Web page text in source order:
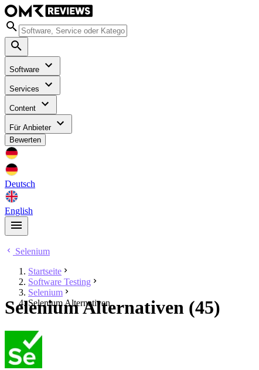
Software
Services
Content
Für Anbieter
Bewerten
Deutsch
English
Selenium
Startseite
Software Testing
Selenium
Selenium Alternativen
Selenium Alternativen (45)